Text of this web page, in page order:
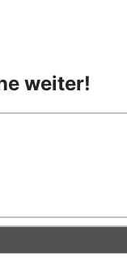
weiter!